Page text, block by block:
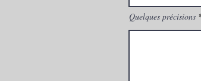
Quelques précisions